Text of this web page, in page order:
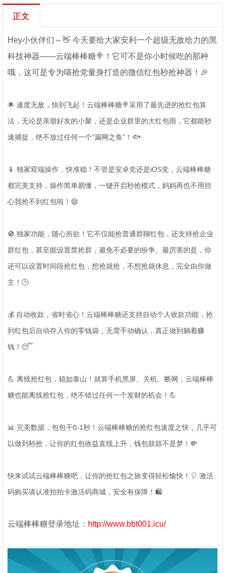
正文
Hey小伙伴们～👋 今天要给大家安利一个超级无敌给力的黑
科技神器——云端棒棒糖🍭！它可不是你小时候吃的那种
哦，这可是专为喵抢党量身打造的微信红包秒抢神器！🎉
🌟 速度无敌，快到飞起！云端棒棒糖🍭采用了最先进的抢红包算
法，无论是亲朋好友的小聚，还是企业群里的大红包雨，它都能秒
速捕捉，绝不放过任何一个“漏网之鱼”！🐟
📱 独家双端操作，快准稳！不管是安卓党还是iOS党，云端棒棒糖
都完美支持，操作简单易懂，一键开启秒抢模式，妈妈再也不用担
心我抢不到红包啦！😄
🚫 独家功能，随心所欲！它不仅能抢普通群聊红包，还支持抢企业
群红包，甚至能设置禁抢群，避免不必要的纷争。最厉害的是，你
还可以设置时间段抢红包，想抢就抢，不想抢就休息，完全由你做
主！🕒
💰 自动收款，省时省心！云端棒棒糖还支持自动个人收款功能，抢
到红包后自动存入你的零钱袋，无需手动确认，真正做到躺着赚
钱！😴
💪 离线抢红包，稳如泰山！就算手机黑屏、关机、断网，云端棒棒
糖也能离线抢红包，绝不错过任何一个发财的机会！💪
📊 完美数据，包包干0-1秒！云端棒棒糖的抢红包速度之快，几乎可
以做到秒抢，让你的红包收益直线上升，钱包鼓鼓不是梦！💸
快来试试云端棒棒糖吧，让你的抢红包之旅变得轻松愉快！🎈 激活
码购买请认准拍拍卡激活码商城，安全有保障！🛍️
云端棒棒糖登录地址： http://www.bbt001.icu/